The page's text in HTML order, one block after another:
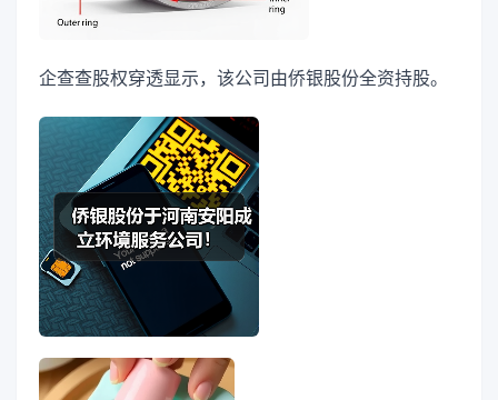
企查查股权穿透显示，该公司由侨银股份全资持股。